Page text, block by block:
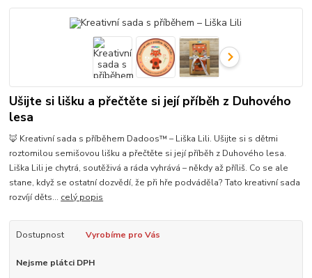
Ušijte si lišku a přečtěte si její příběh z Duhového
lesa
🦊 Kreativní sada s příběhem Dadoos™ – Liška Lili. Ušijte si s dětmi
roztomilou semišovou lišku a přečtěte si její příběh z Duhového lesa.
Liška Lili je chytrá, soutěživá a ráda vyhrává – někdy až příliš. Co se ale
stane, když se ostatní dozvědí, že při hře podváděla? Tato kreativní sada
rozvíjí děts... celý popis
Dostupnost Vyrobíme pro Vás
Nejsme plátci DPH